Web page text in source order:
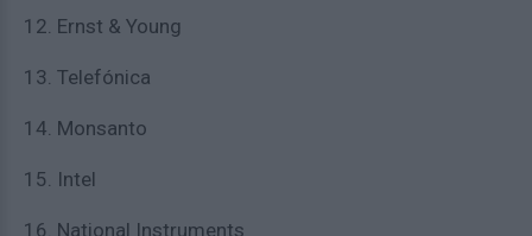
12. Ernst & Young
13. Telefónica
14. Monsanto
15. Intel
16. National Instruments